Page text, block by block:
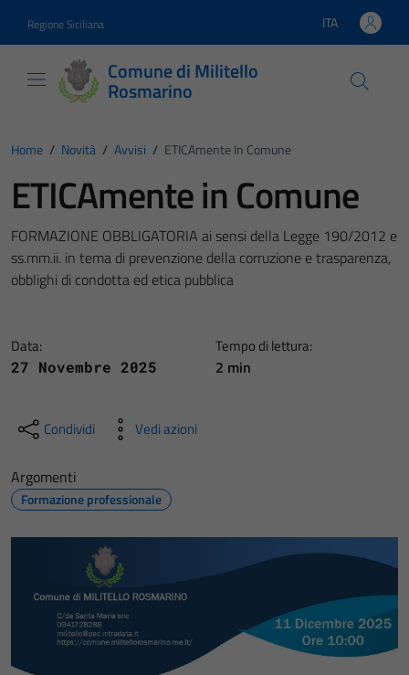
Regione Siciliana Lingua attiva:
ITA
Comune di Militello
Rosmarino
Home / Novità / Avvisi / ETICAmente In Comune
ETICAmente in Comune
FORMAZIONE OBBLIGATORIA ai sensi della Legge 190/2012 e
ss.mm.ii. in tema di prevenzione della corruzione e trasparenza,
obblighi di condotta ed etica pubblica
Data:
27 Novembre 2025
Tempo di lettura:
2 min
Condividi Vedi azioni
Argomenti
Formazione professionale